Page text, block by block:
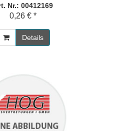
Nr.: 00412169
0,26 € *
Details